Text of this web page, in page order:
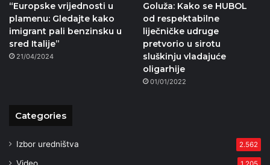
“Europske vrijednosti u
plamenu: Gledajte kako
imigrant pali benzinsku u
sred Italije”
21/04/2024
Goluža: Kako se HUBOL
od respektabilne
liječničke udruge
pretvorio u sirotu
sluškinju vladajuće
oligarhije
01/01/2022
Categories
Izbor uredništva 2.562